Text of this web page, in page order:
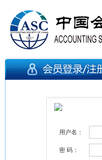
用户名：
密 码：